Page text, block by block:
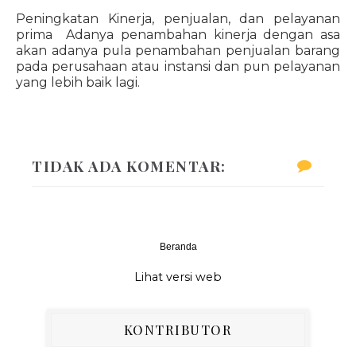
Peningkatan Kinerja, penjualan, dan pelayanan
prima Adanya penambahan kinerja dengan asa
akan adanya pula penambahan penjualan barang
pada perusahaan atau instansi dan pun pelayanan
yang lebih baik lagi.
TIDAK ADA KOMENTAR:
Beranda
Lihat versi web
KONTRIBUTOR